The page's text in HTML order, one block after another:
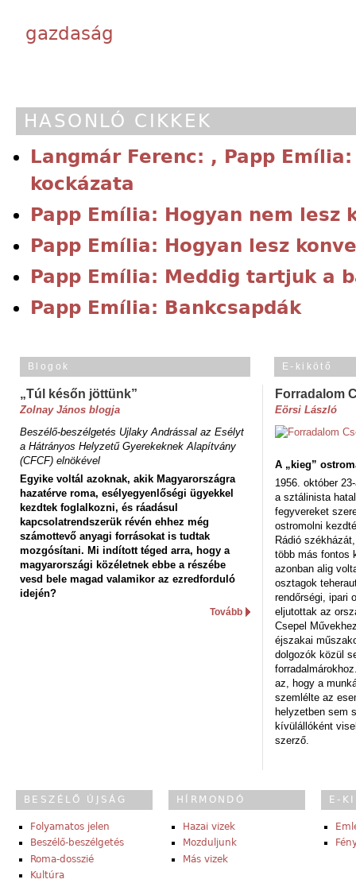
gazdaság
HASONLÓ CIKKEK
Langmár Ferenc: , Papp
kockázata
Papp Emília: Hogyan nem
Papp Emília: Hogyan lesz
Papp Emília: Meddig tartjuk a
Papp Emília: Bankcsapdák
Blogok
„Túl későn jöttünk”
Zolnay János blogja
Beszélő-beszélgetés Ujlaky Andrással az Esélyt
a Hátrányos Helyzetű Gyerekeknek Alapítvány
(CFCF) elnökével
Egyike voltál azoknak, akik Magyarországra
hazatérve roma, esélyegyenlőségi ügyekkel
kezdtek foglalkozni, és ráadásul
kapcsolatrendszerük révén ehhez még
számottevő anyagi forrásokat is tudtak
mozgósítani. Mi indított téged arra, hogy a
magyarországi közéletnek ebbe a részébe
vesd bele magad valamikor az ezredforduló
idején?
Tovább
E-kikötő
Forradalom
Eörsi László
A „kieg”
1956. október
a sztálinista
fegyvereket
ostromolni
Rádió
több más fontos
azonban alig
osztagok
rendőrségi, ipari
eljutottak az
Csepel
éjszakai
dolgozók közül
az, hogy a
szemlélte az
helyzetben sem
kívülállóként
szerző.
BESZÉLŐ ÚJSÁG
Folyamatos jelen
Beszélő-beszélgetés
Roma-dosszié
Kultúra
HÍRMONDÓ
Hazai vizek
Mozduljunk
Más vizek
E-